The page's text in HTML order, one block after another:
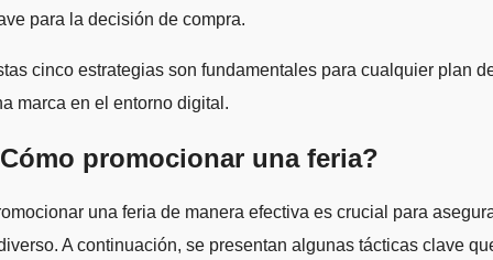
para la decisión de compra.
cinco estrategias son fundamentales para cualquier plan
marca en el entorno digital.
promocionar una feria?
una feria de manera efectiva es crucial para
A continuación, se presentan algunas tácticas clave